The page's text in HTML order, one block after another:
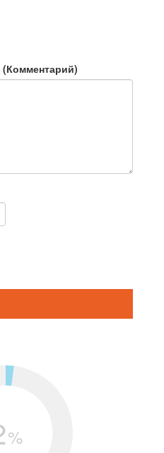
%